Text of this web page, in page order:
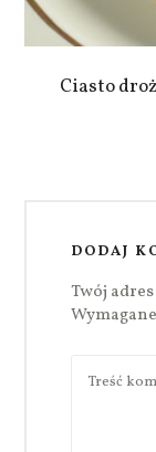
Ciasto
DODAJ
Twój